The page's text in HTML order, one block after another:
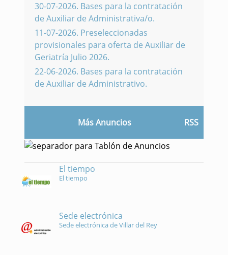
30-07-2026. Bases para la contratación
de Auxiliar de Administrativa/o.
11-07-2026. Preseleccionadas
provisionales para oferta de Auxiliar de
Geriatría Julio 2026.
22-06-2026. Bases para la contratación
de Auxiliar de Administrativo.
Más Anuncios RSS
El tiempo
El tiempo
Sede electrónica
Sede electrónica de Villar del Rey